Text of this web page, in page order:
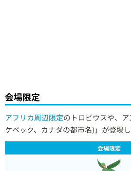
会場限定
アフリカ周辺限定のトロピウスや、ア
ケベック、カナダの都市名)」が登場し
会場限定